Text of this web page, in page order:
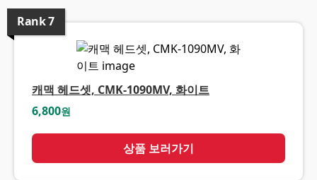
Rank7
캐맥 헤드셋, CMK-1090MV, 화이트
6,800원
상품 보러가기